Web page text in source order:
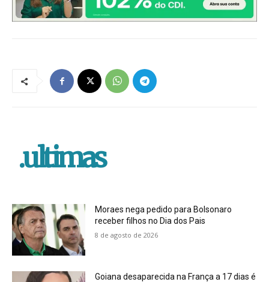
.ultimas
Moraes nega pedido para Bolsonaro
receber filhos no Dia dos Pais
8 de agosto de 2026
Goiana desaparecida na França a 17 dias é